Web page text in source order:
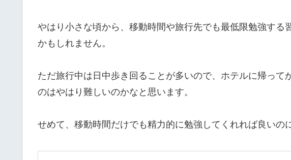
やはり小さな頃から、移動時間や旅行先でも最低限勉強する
かもしれません。
ただ旅行中は日中歩き回ることが多いので、ホテルに帰って
のはやはり難しいのかなと思います。
せめて、移動時間だけでも精力的に勉強してくれれば良いの